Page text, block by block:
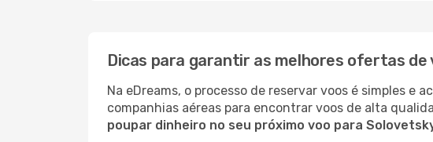
Dicas para garantir as melhores ofertas de
Na eDreams, o processo de reservar voos é simples e
companhias aéreas para encontrar voos de alta
poupar dinheiro no seu próximo voo para